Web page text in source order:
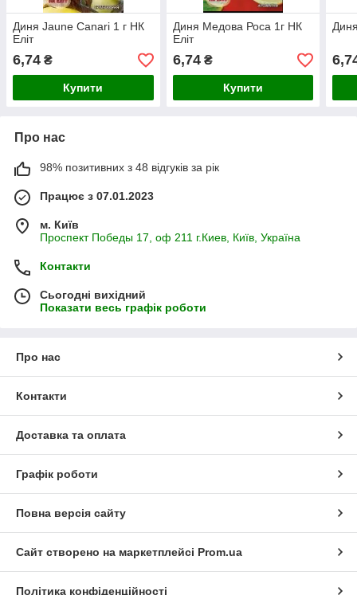
Диня Jaune Canari 1 г НК
Еліт
6,74 ₴
Купити
Диня Медова Роса 1г НК
Еліт
6,74₴
Купити
Про нас
98% позитивних з 48 відгуків за рік
Працює з 07.01.2023
м. Київ
Проспект Победы 17, оф 211 г.Киев, Київ, Україна
Контакти
Сьогодні вихідний
Показати весь графік роботи
Про нас
Контакти
Доставка та оплата
Графік роботи
Повна версія сайту
Сайт створено на маркетплейсі Prom.ua
Політика конфіденційності